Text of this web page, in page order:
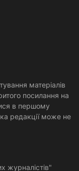
матеріалів
посилання на
в першому
редакції може не
журналістів"